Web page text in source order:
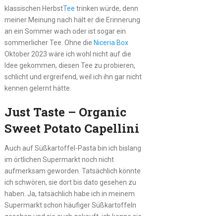
klassischen HerbstTee trinken würde, denn
meiner Meinung nach hält er die Erinnerung
an ein Sommer wach oder ist sogar ein
sommerlicher Tee. Ohne die Niceria Box
Oktober 2023 wäre ich wohl nicht auf die
Idee gekommen, diesen Tee zu probieren,
schlicht und ergreifend, weil ich ihn gar nicht
kennen gelernt hätte.
Just Taste – Organic
Sweet Potato Capellini
Auch auf Süßkartoffel-Pasta bin ich bislang
im örtlichen Supermarkt noch nicht
aufmerksam geworden. Tatsächlich könnte
ich schwören, sie dort bis dato gesehen zu
haben. Ja, tatsächlich habe ich in meinem
Supermarkt schon häufiger Süßkartoffeln